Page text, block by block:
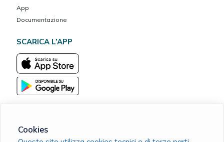
App
Documentazione
SCARICA L’APP
Bisalta Vita ETS
Cookies